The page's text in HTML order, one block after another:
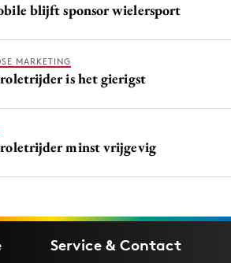
blijft sponsor wielersport
MARKETING
is het gierigst
minst vrijgevig
Service & Contact